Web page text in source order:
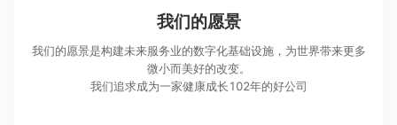
我们的愿景
我们的愿景是构建未来服务业的数字化基础设施，为世界带来更多
微小而美好的改变。
我们追求成为一家健康成长102年的好公司